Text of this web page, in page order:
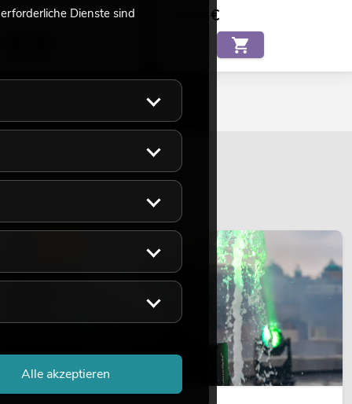
€ €
Dienste sind
Alle akzeptieren